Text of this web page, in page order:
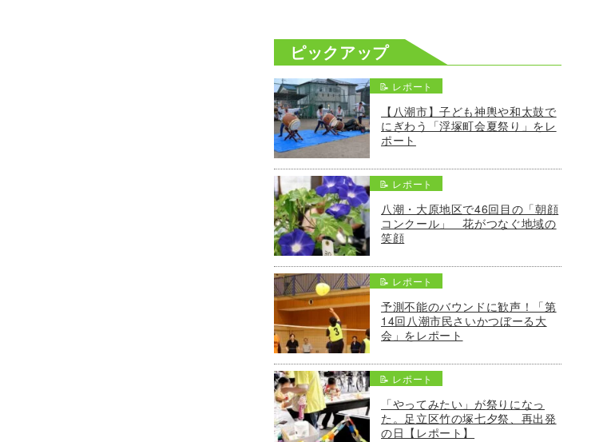
ピックアップ
📝 レポート
【八潮市】子ども神輿や和太鼓で
にぎわう「浮塚町会夏祭り」をレ
ポート
📝 レポート
八潮・大原地区で46回目の「朝顔
コンクール」 花がつなぐ地域の
笑顔
📝 レポート
予測不能のバウンドに歓声！「第
14回八潮市民さいかつぼーる大
会」をレポート
📝 レポート
「やってみたい」が祭りになっ
た。足立区竹の塚七夕祭、再出発
の日【レポート】